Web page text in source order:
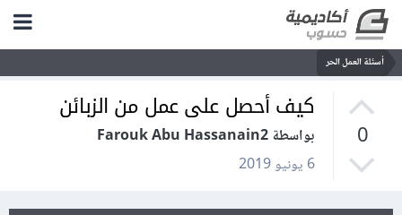
أسئلة العمل الحر
0
كيف أحصل على عمل من الزبائن
بواسطة Farouk Abu Hassanain2
6 يونيو 2019